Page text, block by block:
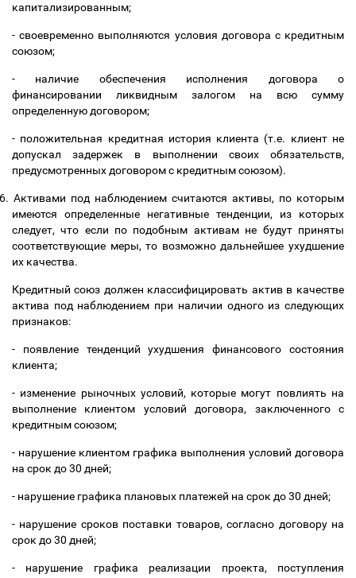
капитализированным;
- своевременно выполняются условия договора с кредитным
союзом;
- наличие обеспечения исполнения договора о
финансировании ликвидным залогом на всю сумму
определенную договором;
- положительная кредитная история клиента (т.е. клиент не
допускал задержек в выполнении своих обязательств,
предусмотренных договором с кредитным союзом).
Активами под наблюдением считаются активы, по которым
имеются определенные негативные тенденции, из которых
следует, что если по подобным активам не будут приняты
соответствующие меры, то возможно дальнейшее ухудшение
их качества.
Кредитный союз должен классифицировать актив в качестве
актива под наблюдением при наличии одного из следующих
признаков:
- появление тенденций ухудшения финансового состояния
клиента;
- изменение рыночных условий, которые могут повлиять на
выполнение клиентом условий договора, заключенного с
кредитным союзом;
- нарушение клиентом графика выполнения условий договора
на срок до 30 дней;
- нарушение графика плановых платежей на срок до 30 дней;
- нарушение сроков поставки товаров, согласно договору на
срок до 30 дней;
- нарушение графика реализации проекта, поступления